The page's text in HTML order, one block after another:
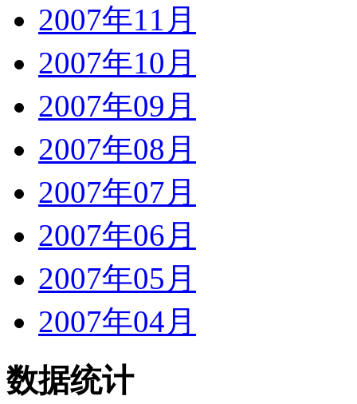
2007年11月
2007年10月
2007年09月
2007年08月
2007年07月
2007年06月
2007年05月
2007年04月
数据统计